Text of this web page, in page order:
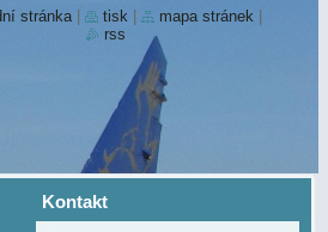
Kontakt
stránka tisk mapa stránek
rss